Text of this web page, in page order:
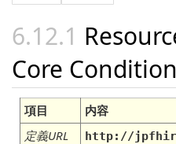
Core
項目
内容
定義URL
http://